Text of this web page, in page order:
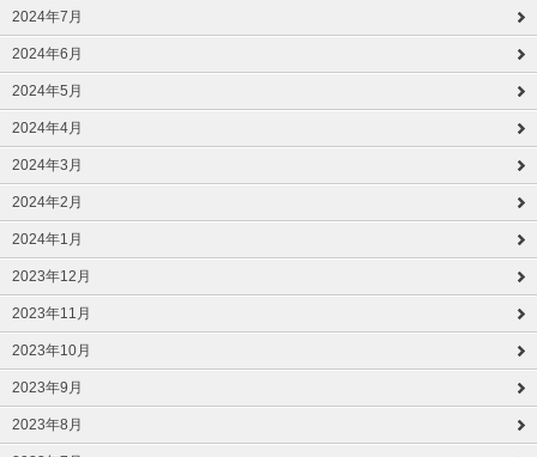
2024年7月
2024年6月
2024年5月
2024年4月
2024年3月
2024年2月
2024年1月
2023年12月
2023年11月
2023年10月
2023年9月
2023年8月